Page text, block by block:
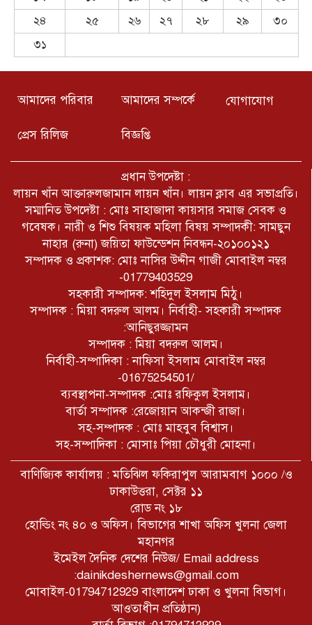
কমিটির উদ্যোগে জামিরা বাজারে
সম্মানীয় ব্যক্তিদের সঙ্গে মতবিনিময়,
মৃত্যু আগে যা ঘটনা ঘটেছে সেটা অনেকে
নিরাপদ খুলনা চাই-এর ফুলতলা উপজেলা
শাখা’র আহ্বায়ক কমিটি অনুমোদিত
সচিব- রেজোয়ান রাজা।
বাংলাদেশের সরকাকা মানবিক মানবতার
জন্য ছোট বাচ্চা দের সঙ্গে সরাসরি
লাইভে শিক্ষা মূলক কথা বলেন
জুলাই গণহত্যা: ফেরদৌস-রিয়াজ-মাহি-
শাওনসহ ২৮ তারকার নামে ট্রাইব্যুনালে
অভিযোগ।
২৪
২৫ ২৬ ২৭ ২৮ ২৯
৩০
৩১
আমাদের পরিবার আমাদের সম্পর্কে যোগাযোগ
প্রেস রিলিজ বিজ্ঞপ্তি
প্রধান উপদেষ্টা :
লায়ন খাঁন আক্তারুলজামান লায়ন খাঁন। লায়ন ক্লাব এর সভাপ্রতি।
সম্মানিত উপদেষ্টা : মোঃ সাহাজাদা কায়সার সমাজ সেবক ও
গবেষক। নারী ও শিশু বিষয়ক মহিলা বিষয় সম্পাদকী: সামছুন
নাহার (রুনা) জয়িতা ফাউন্ডেশন নিবন্ধন-২০১০০১২১
সম্পাদক ও প্রকাশক: মোঃ নাসির উদ্দীন গাজী মোবাইল নম্বর
-01779403529
সহকারী সম্পাদক: শহিদুল ইসলাম মিঠু।
সম্পাদক : মিয়া বদরুল আলম। নির্বাহী- সহকারী সম্পাদক
:আনিছুরজ্জামন
সম্পাদক : মিয়া বদরুল আলম।
নির্বাহী-সম্পাদিকা : নাফিসা ইসলাম মোবাইল নম্বর
-01675254501/
ব্যবস্থাপনা-সম্পাদক :মোঃ রফিকুল ইসলাম।
বার্তা সম্পাদক :রেজোয়ান আকন্জী রাজা।
সহ-সম্পাদক : মোঃ মাহবুব বিশ্বাস।
সহ-সম্পাদিকা : মোসাঃ পিয়া চৌধুরী মোহনা।
বাণিজ্যিক কার্যালয় : মতিঝিল ফকিরাপুল আরামবাগ ১০০০ /ও
ঢাকাউত্তরা, সেক্টর ১১
রোড নং ১৮
হোল্ডিং নং ৪০ ও অফিস। বিভাগের শাখা অফিস খুলনা জেলা
মহানগর
ইমেইল দৈনিক দেশের নিউজ/ Email address
:dainikdeshernews@gmail.com
মোবাইল-01794712929 বাংলাদেশ ঢাকা ও খুলনা বিভাগ।
আওতাধীন প্রতিষ্ঠান)